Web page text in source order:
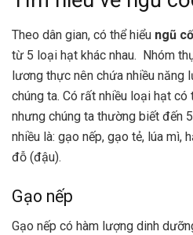
Theo dân gian, có thể hiểu ngũ
từ 5 loại hạt khác nhau. Nhóm
lương thực nên chứa nhiều năng
chúng ta. Có rất nhiều loại hạt có
nhưng chúng ta thường biết đến
nhiều là: gạo nếp, gạo tẻ, lúa mì,
đỗ (đậu).
Gạo nếp
Gạo nếp có hàm lượng dinh